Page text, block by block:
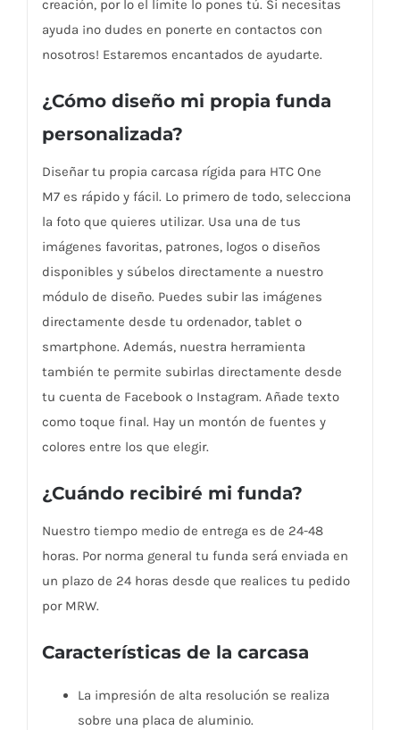
creación, por lo el límite lo pones tú. Si necesitas
ayuda ¡no dudes en ponerte en contactos con
nosotros! Estaremos encantados de ayudarte.
¿Cómo diseño mi propia funda
personalizada?
Diseñar tu propia carcasa rígida para HTC One
M7 es rápido y fácil. Lo primero de todo, selecciona
la foto que quieres utilizar. Usa una de tus
imágenes favoritas, patrones, logos o diseños
disponibles y súbelos directamente a nuestro
módulo de diseño. Puedes subir las imágenes
directamente desde tu ordenador, tablet o
smartphone. Además, nuestra herramienta
también te permite subirlas directamente desde
tu cuenta de Facebook o Instagram. Añade texto
como toque final. Hay un montón de fuentes y
colores entre los que elegir.
¿Cuándo recibiré mi funda?
Nuestro tiempo medio de entrega es de 24-48
horas. Por norma general tu funda será enviada en
un plazo de 24 horas desde que realices tu pedido
por MRW.
Características de la carcasa
La impresión de alta resolución se realiza
sobre una placa de aluminio.